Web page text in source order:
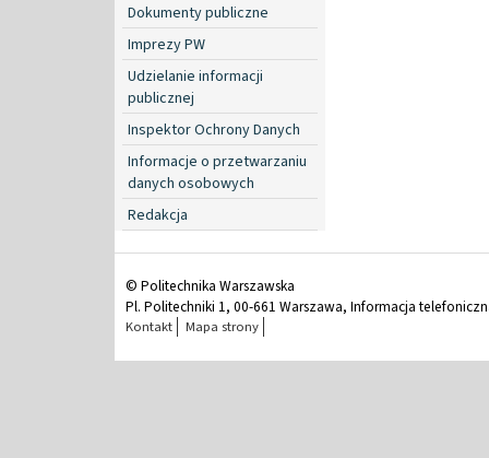
Dokumenty publiczne
Imprezy PW
Udzielanie informacji
publicznej
Inspektor Ochrony Danych
Informacje o przetwarzaniu
danych osobowych
Redakcja
© Politechnika Warszawska
Pl. Politechniki 1, 00-661 Warszawa, Informacja
Kontakt Mapa strony